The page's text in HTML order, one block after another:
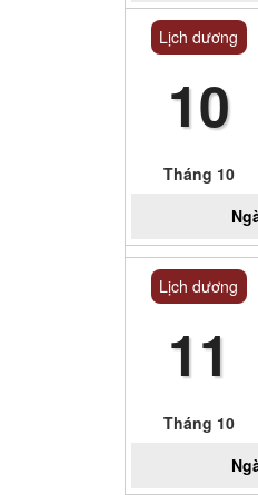
Lịch dương
10
Tháng 10
Lịch dương
11
Tháng 10